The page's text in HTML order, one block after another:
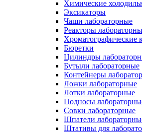
Химические
Эксикаторы
Чаши лабораторные
Реакторы
Хроматографические
Бюретки
Цилиндры
Бутыли лабораторные
Контейнеры
Ложки лабораторные
Лотки лабораторные
Подносы
Совки лабораторные
Шпатели
Штативы для